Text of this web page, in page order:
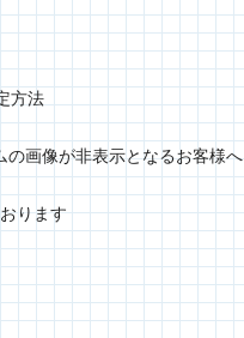
方法
画像が非表示となるお客様へ
ります